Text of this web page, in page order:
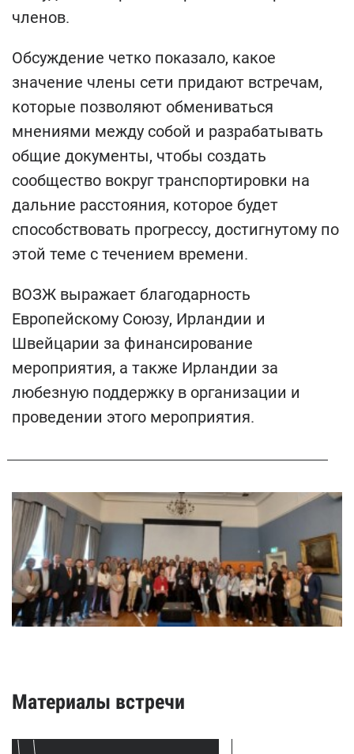
членов.
Обсуждение четко показало, какое
значение члены сети придают встречам,
которые позволяют обмениваться
мнениями между собой и разрабатывать
общие документы, чтобы создать
сообщество вокруг транспортировки на
дальние расстояния, которое будет
способствовать прогрессу, достигнутому по
этой теме с течением времени.
ВОЗЖ выражает благодарность
Европейскому Союзу, Ирландии и
Швейцарии за финансирование
мероприятия, а также Ирландии за
любезную поддержку в организации и
проведении этого мероприятия.
Материалы встречи